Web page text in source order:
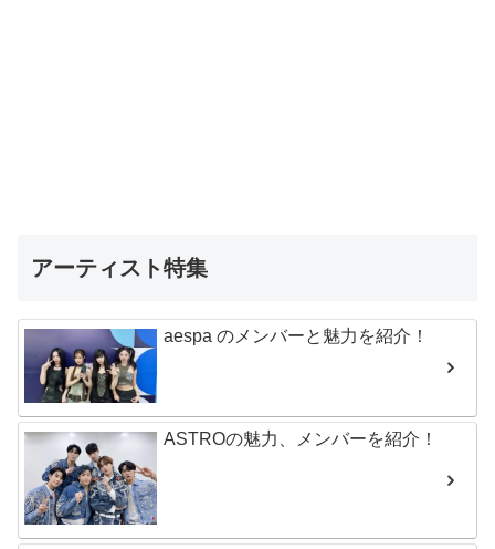
アーティスト特集
aespa のメンバーと魅力を紹介！
ASTROの魅力、メンバーを紹介！